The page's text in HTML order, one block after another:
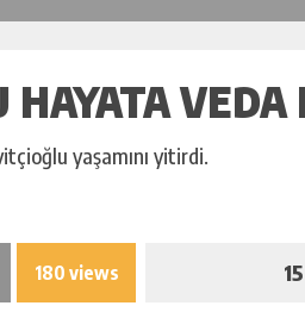
HAYATA
yaşamını yitirdi.
180 views